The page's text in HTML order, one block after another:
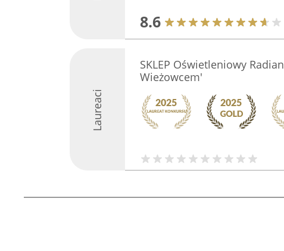
8.6
Laureaci
SKLEP Oświetleniowy
Wieżowcem'